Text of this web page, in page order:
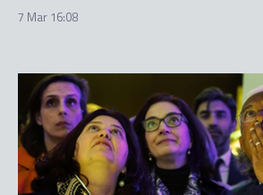
7 Mar 16:08